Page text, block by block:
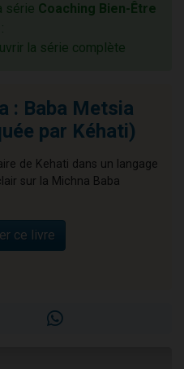
série Coaching Bien-Être
:
la série complète
: Baba Metsia
par Kéhati)
de Kehati dans un langage
sur la Michna Baba
ce livre